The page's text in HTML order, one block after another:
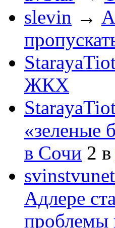
slevin →
ЖКХ
«зеленые
в Сочи 2 в
svinstvunet
Адлере
проблемы